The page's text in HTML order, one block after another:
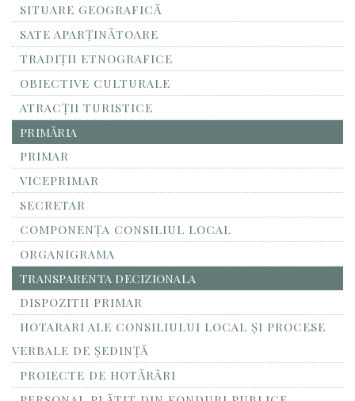
SITUARE GEOGRAFICĂ
SATE APARȚINĂTOARE
TRADIȚII ETNOGRAFICE
OBIECTIVE CULTURALE
ATRACȚII TURISTICE
PRIMĂRIA
PRIMAR
VICEPRIMAR
SECRETAR
COMPONENȚA CONSILIUL LOCAL
ORGANIGRAMA
TRANSPARENTA DECIZIONALA
DISPOZITII PRIMAR
HOTARARI ALE CONSILIULUI LOCAL ȘI PROCESE
VERBALE DE ȘEDINȚĂ
PROIECTE DE HOTĂRÂRI